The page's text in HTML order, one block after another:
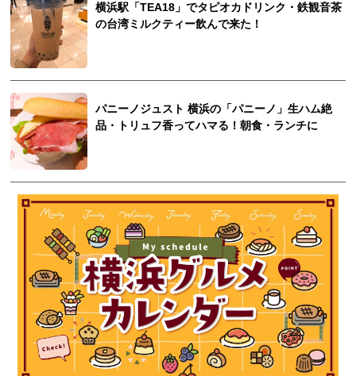
横浜駅「TEA18」でタピオカドリンク・鉄観音茶
の台湾ミルクティー飲んで来た！
パニーノジュスト 横浜の「パニーノ」生ハム絶
品・トリュフ香ってハマる！朝食・ランチに